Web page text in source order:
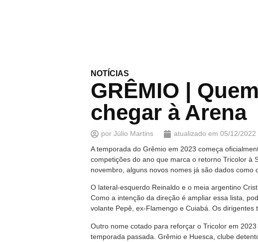
NOTÍCIAS
GRÊMIO |
chegar à Arena
por Júlio Martins atualizado em 05/12/2022
A temporada do Grêmio em 2023 começa
competições do ano que marca o retorno Tricolor à
novembro, alguns novos nomes já são dados como
O lateral-esquerdo Reinaldo e o meia argentino
Como a intenção da direção é ampliar essa lista,
volante Pepê, ex-Flamengo e Cuiabá. Os
Outro nome cotado para reforçar o Tricolor em
temporada passada. Grêmio e Huesca, clube